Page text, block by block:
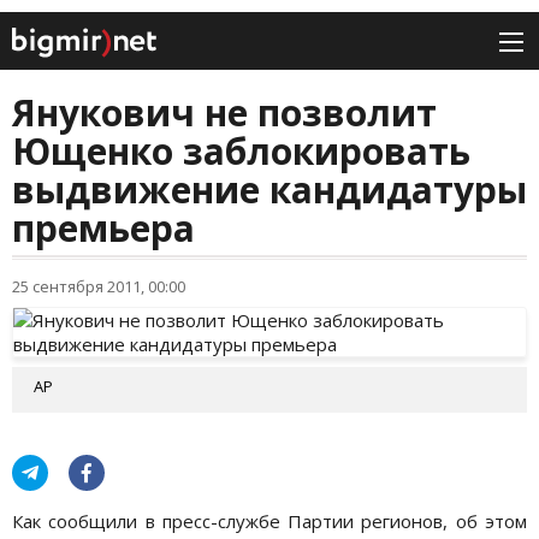
Янукович не позволит
Ющенко заблокировать
выдвижение кандидатуры
премьера
25 сентября 2011, 00:00
АР
Как сообщили в пресс-службе Партии регионов, об этом